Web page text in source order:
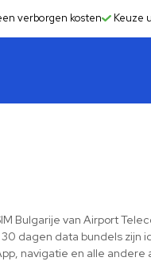
verborgen kosten Keuze
Bulgarije van Airport
dagen data bundels zijn
navigatie en alle andere